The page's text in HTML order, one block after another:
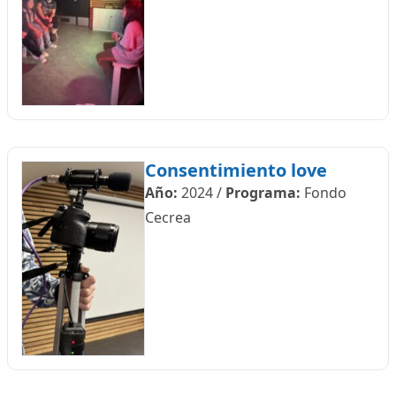
Consentimiento love
Año: 2024/ Programa: Fondo
Cecrea